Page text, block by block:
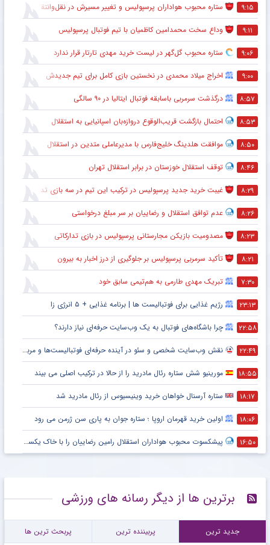
۹:۱۵ ستاره محبوب هواداران پرسپولیس و تغییر مسیرش در نقل‌وانتقالات
۹:۱۱ وداع سخت محمدامین کاظمیان با تیم فوتبال پرسپولیس
۹:۰۶ ستاره محبوب گل‌گهر در لیست خرید مهدی تارتار قرار ندارد
۹:۰۰ اخراج میلاد محمدی در نخستین بازی کامل برای تیم جدیدش
۸:۵۷ درگذشت سرمربی باسابقه فوتبال ایتالیا در ۹۰ سالگی
۸:۵۳ احتمال بازگشت قریب‌الوقوع دروازه‌بان اسپانیایی به استقلال
۸:۵۰ موافقت هلدینگ خلیج‌فارس با مدیرعاملی متدین در استقلال
۸:۴۶ توقف استقلال خوزستان در برابر استقلال تهران
۸:۲۹ غیبت خرید جدید پرسپولیس در ترکیب این تیم در سه بازی تدارکاتی
۸:۲۶ عدم توافق استقلال و رضاییان بر سر مبلغ درخواستی
۸:۲۳ مصدومیت بازیکن مجارستانی پرسپولیس در بازی تدارکاتی
۸:۲۱ تأکید سرمربی پرسپولیس بر جلوگیری از درز اخبار به بیرون
۷:۳۰ تبریک مهدی طارمی به هم‌تیمی سابق خود
۲۳:۱۳ رژیم غذایی برای فوتبالیست ها | برنامه غذایی + ۵ انرژی زا
۲۲:۵۸ چرا باشگاه‌های فوتبال به یک وب‌سایت حرفه‌ای نیاز دارند؟
۲۲:۴۹ نقش وب‌سایت شخصی و سئو در آینده حرفه‌ای فوتبالیست‌ها و مربیان
۱۸:۵۵ مورینیو شش ستاره رئال مادرید را از حالا در ترکیب اصلی می بیند
۱۸:۱۷ ستاره آرسنال خواهان خرید وینیسیوس از رئال مادرید شد
۱۸:۰۶ اولین خرید قهرمان اروپا ؛ ستاره جوان به پاری سن ژرمن می رود
۱۶:۵۰ پیشکسوت محبوب هواداران استقلال رامین رضاییان را با خاک یکسان کرد + جزئیات
برترین ها از دیگر رسانه های ورزشی
جدید ترین پربیننده ترین پربحث ترین ها